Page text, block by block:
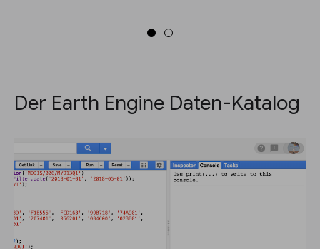
Der Earth Engine Daten-Katalog